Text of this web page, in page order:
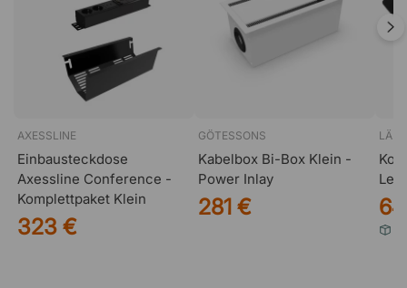
AXESSLINE
Einbausteckdose
Axessline Conference -
Komplettpaket Klein
323 €
GÖTESSONS
Kabelbox Bi-Box Klein -
Power Inlay
281 €